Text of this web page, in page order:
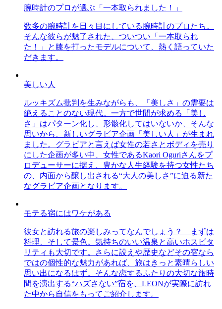
腕時計のプロが選ぶ「一本取られました！」
数多の腕時計を日々目にしている腕時計のプロたち。
そんな彼らが魅了された、ついつい「一本取られ
た！」と膝を打ったモデルについて、熱く語っていた
だきます。
美しい人
ルッキズム批判を生みながらも、「美しさ」の需要は
絶えることのない現代。一方で世間が求める「美し
さ」はパターン化し、形骸化してはいないか、そんな
思いから、新しいグラビア企画「美しい人」が生まれ
ました。グラビアと言えば女性の若さとボディを売り
にした企画が多い中、女性であるKaori Oguriさんをプ
ロデューサーに据え、豊かな人生経験を持つ女性たち
の、内面から醸し出される“大人の美しさ”に迫る新た
なグラビア企画となります。
モテる宿にはワケがある
彼女と訪れる旅の楽しみってなんでしょう？ まずは
料理、そして景色。気持ちのいい温泉と高いホスピタ
リティも大切です。さらに設えや歴史などその宿なら
ではの個性的な魅力があれば、旅はきっと素晴らしい
思い出になるはず。そんな恋するふたりの大切な旅時
間を演出する“ハズさない”宿を、LEONが実際に訪れ
た中から自信をもってご紹介します。